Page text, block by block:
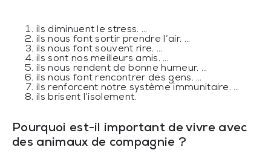
ils diminuent le stress. …
ils nous font sortir prendre l’air. …
ils nous font souvent rire. …
ils sont nos meilleurs amis. …
ils nous rendent de bonne humeur. …
ils nous font rencontrer des gens. …
ils renforcent notre système immunitaire. …
ils brisent l’isolement.
Pourquoi est-il important de vivre avec
des animaux de compagnie ?